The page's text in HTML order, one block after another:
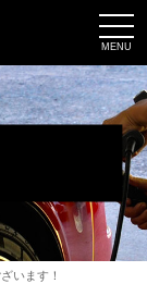
t
o
g
g
l
e
n
a
a
t
i
o
n
います！